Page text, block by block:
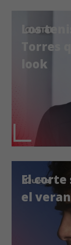
Los
Torres
look
El
el